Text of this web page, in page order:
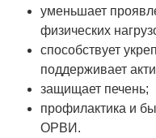
уменьшает
физических
способствует
поддерживает
защищает печень;
профилактика и
ОРВИ.